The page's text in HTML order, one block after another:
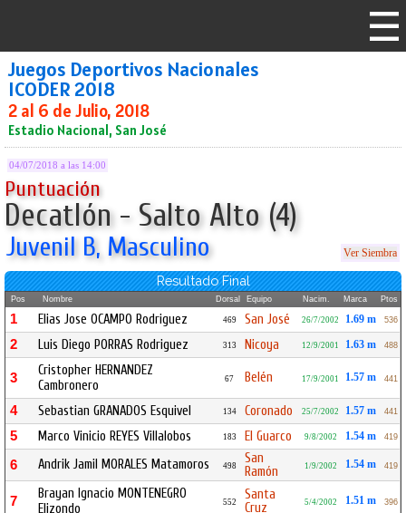
Juegos Deportivos Nacionales
ICODER 2018
2 al 6 de Julio, 2018
Estadio Nacional, San José
04/07/2018 a las 14:00
Puntuación
Decatlón - Salto Alto (4)
Juvenil B, Masculino Ver Siembra
Resultado Final
Pos Nombre Dorsal Equipo Nacim. Marca Ptos
1 Elias Jose OCAMPO Rodriguez 469 San José 26/7/2002 1.69 m 536
2 Luis Diego PORRAS Rodriguez 313 Nicoya 12/9/2001 1.63 m 488
3
Cristopher HERNANDEZ
Cambronero
67 Belén 17/9/2001 1.57 m 441
4 Sebastian GRANADOS Esquivel 134 Coronado 25/7/2002 1.57 m 441
5 Marco Vinicio REYES Villalobos 183 El Guarco 9/8/2002 1.54 m 419
6 Andrik Jamil MORALES Matamoros 498
San
Ramón
1/9/2002 1.54 m 419
7
Brayan Ignacio MONTENEGRO
Elizondo
552
Santa
Cruz
5/4/2002 1.51 m 396